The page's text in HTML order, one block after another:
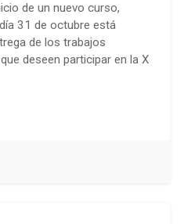
de un nuevo curso,
31 de octubre está
de los trabajos
deseen participar en la X